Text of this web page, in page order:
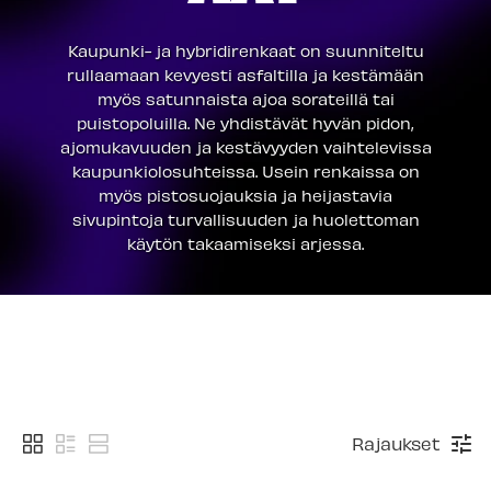
Kaupunki- ja hybridirenkaat on suunniteltu
rullaamaan kevyesti asfaltilla ja kestämään
myös satunnaista ajoa sorateillä tai
puistopoluilla. Ne yhdistävät hyvän pidon,
ajomukavuuden ja kestävyyden vaihtelevissa
kaupunkiolosuhteissa. Usein renkaissa on
myös pistosuojauksia ja heijastavia
sivupintoja turvallisuuden ja huolettoman
käytön takaamiseksi arjessa.
Rajaukset